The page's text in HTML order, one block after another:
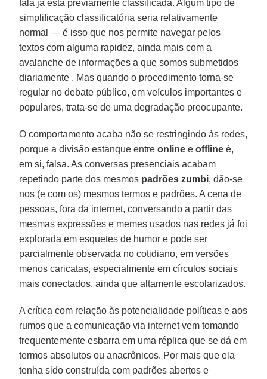
fala já está previamente classificada. Algum tipo de
simplificação classificatória seria relativamente
normal — é isso que nos permite navegar pelos
textos com alguma rapidez, ainda mais com a
avalanche de informações a que somos submetidos
diariamente . Mas quando o procedimento torna-se
regular no debate público, em veículos importantes e
populares, trata-se de uma degradação preocupante.
O comportamento acaba não se restringindo às redes,
porque a divisão estanque entreonline eoffline é,
em si, falsa. As conversas presenciais acabam
repetindo parte dos mesmos padrões zumbi, dão-se
nos (e com os) mesmos termos e padrões. A cena de
pessoas, fora da internet, conversando a partir das
mesmas expressões e memes usados nas redes já foi
explorada em esquetes de humor e pode ser
parcialmente observada no cotidiano, em versões
menos caricatas, especialmente em círculos sociais
mais conectados, ainda que altamente escolarizados.
A crítica com relação às potencialidade políticas e aos
rumos que a comunicação via internet vem tomando
frequentemente esbarra em uma réplica que se dá em
termos absolutos ou anacrônicos. Por mais que ela
tenha sido construída com padrões abertos e